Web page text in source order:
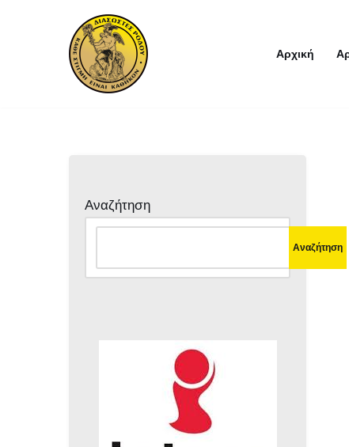
Μεταπηδήστε
περιεχόμενο
Αρχική
Αναζήτηση
Αναζήτηση